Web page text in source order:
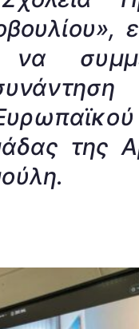
της